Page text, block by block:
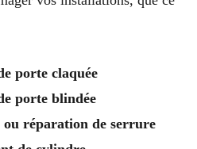
porte claquée
porte blindée
ou réparation de serrure